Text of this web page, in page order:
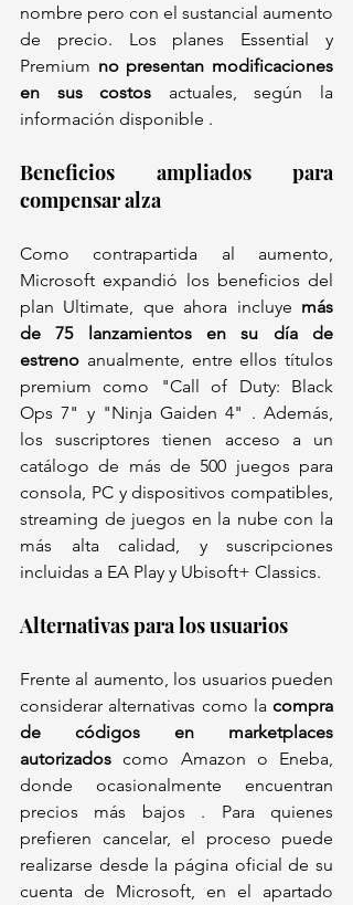
nombre pero con el sustancial aumento
de precio. Los planes Essential y
Premium no presentan modificaciones
en sus costos actuales, según la
información disponible .
Beneficios ampliados para
compensar alza
Como contrapartida al aumento,
Microsoft expandió los beneficios del
plan Ultimate, que ahora incluye más
de 75 lanzamientos en su día de
estreno anualmente, entre ellos títulos
premium como "Call of Duty: Black
Ops 7" y "Ninja Gaiden 4" . Además,
los suscriptores tienen acceso a un
catálogo de más de 500 juegos para
consola, PC y dispositivos compatibles,
streaming de juegos en la nube con la
más alta calidad, y suscripciones
incluidas a EA Play y Ubisoft+ Classics.
Alternativas para los usuarios
Frente al aumento, los usuarios pueden
considerar alternativas como la compra
de códigos en marketplaces
autorizados como Amazon o Eneba,
donde ocasionalmente encuentran
precios más bajos . Para quienes
prefieren cancelar, el proceso puede
realizarse desde la página oficial de su
cuenta de Microsoft, en el apartado